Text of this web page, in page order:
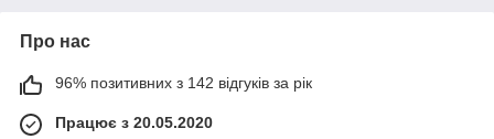
Про нас
96% позитивних з 142 відгуків за рік
Працює з 20.05.2020